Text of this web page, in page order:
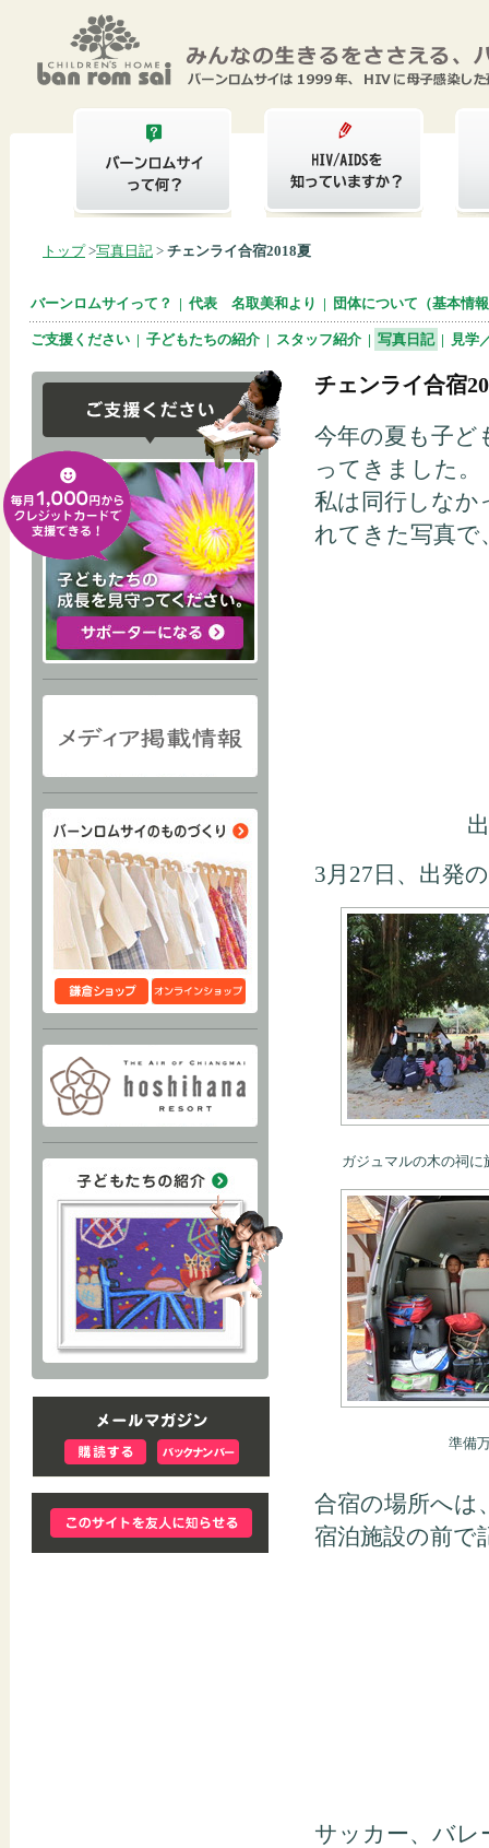
トップ>写真日記 > チェンライ合宿2018夏
バーンロムサイって？ | 代表 名取美和より | 団体について（基本情
ご支援ください | 子どもたちの紹介 | スタッフ紹介 | 写真日記 | 見学
チェンライ合宿
今年の夏も子ど
ってきました。
私は同行しなか
れてきた写真で
3月27日、出発
ガジュマルの木の祠
準備
合宿の場所へは
宿泊施設の前で
サッカー、バ